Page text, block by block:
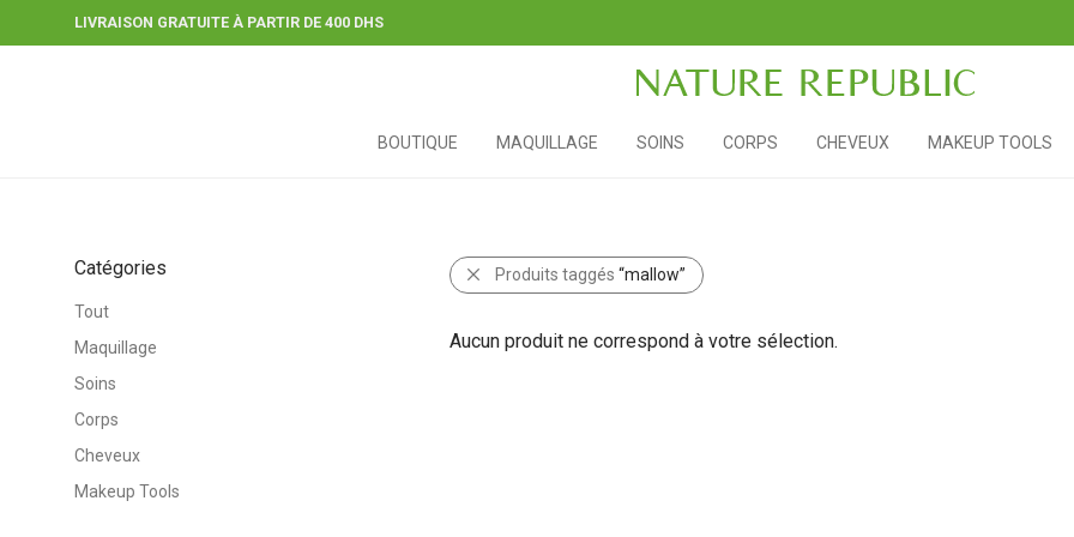
LIVRAISON GRATUITE À PARTIR DE 400 DHS
BOUTIQUE MAQUILLAGE SOINS CORPS CHEVEUX MAKEUP TOOLS
Catégories
Tout
Maquillage
Soins
Corps
Cheveux
Makeup Tools
Produits taggés “mallow”
Aucun produit ne correspond à votre sélection.